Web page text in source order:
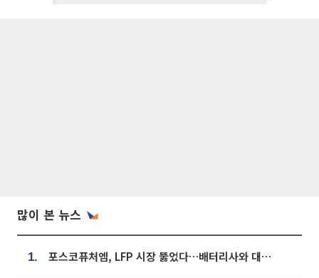
많이 본 뉴스
1. 포스코퓨처엠, LFP 시장 뚫었다…배터리사와 대규모 장기 공급 합의